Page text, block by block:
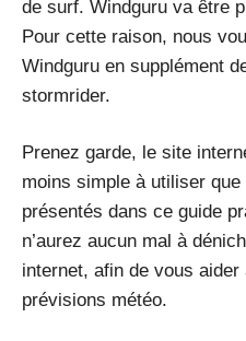
de surf. Windguru va être
Pour cette raison, nous
Windguru en supplément
stormrider.
Prenez garde, le site
moins simple à utiliser
présentés dans ce guide
n’aurez aucun mal à
internet, afin de vous aider
prévisions météo.